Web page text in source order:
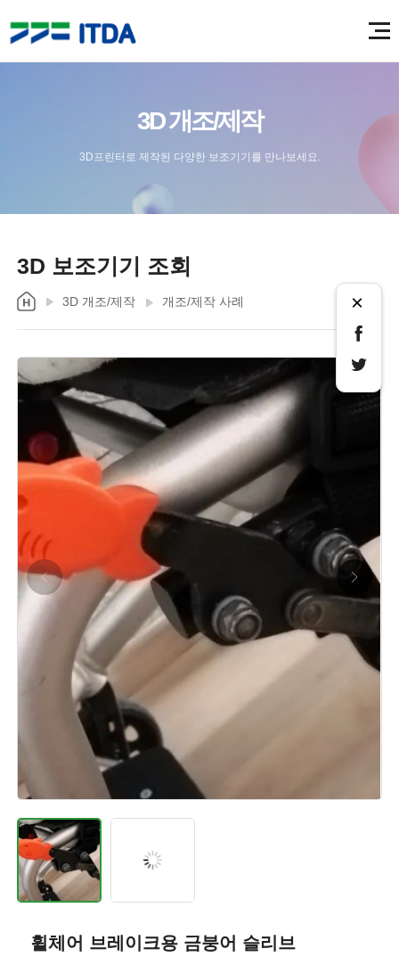
3D 개조/제작
3D프린터로 제작된 다양한 보조기기를 만나보세요.
3D 보조기기 조회
3D 개조/제작 개조/제작 사례 ×
휠체어 브레이크용 금붕어 슬리브